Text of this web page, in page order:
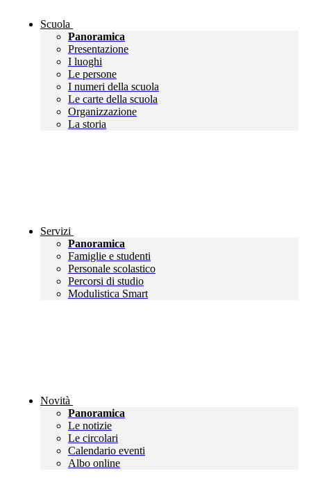
Scuola
Panoramica
Presentazione
I luoghi
Le persone
I numeri della scuola
Le carte della scuola
Organizzazione
La storia
Servizi
Panoramica
Famiglie e studenti
Personale scolastico
Percorsi di studio
Modulistica Smart
Novità
Panoramica
Le notizie
Le circolari
Calendario eventi
Albo online